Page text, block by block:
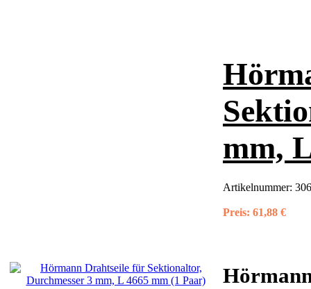
mm,
Artikelnummer:
Preis: 61,88 €